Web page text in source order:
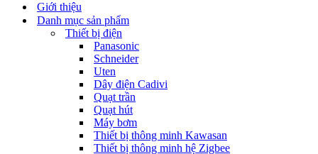
Giới thiệu
Danh mục sản phẩm
Thiết bị điện
Panasonic
Schneider
Uten
Dây điện Cadivi
Quạt trần
Quạt hút
Máy bơm
Thiết bị thông minh Kawasan
Thiết bị thông minh hệ Zigbee